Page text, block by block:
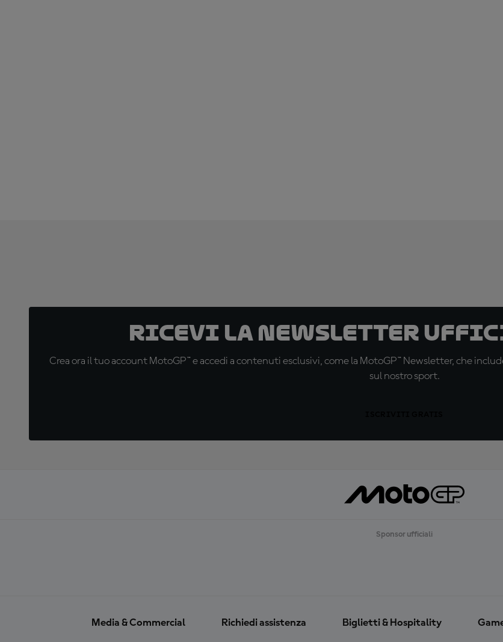
Ricevi la newsletter
Crea ora il tuo account MotoGP™ e accedi a contenuti esclusivi, come la MotoGP™ Newsletter, che
sul nostro sport.
Sponsor ufficiali
Media & Commercial Richiedi assistenza Biglietti & Hospitality